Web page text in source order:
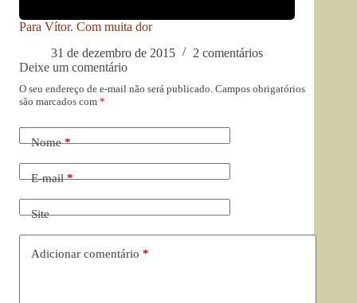
Para Vítor. Com muita dor
31 de dezembro de 2015
2 comentários
Deixe um comentário
O seu endereço de e-mail não será publicado. Campos obrigatórios
são marcados com *
Nome*
E-mail*
Site
Adicionar comentário *